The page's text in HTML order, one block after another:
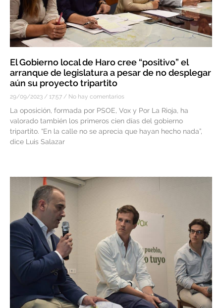
El Gobierno local de Haro cree “positivo” el
arranque de legislatura a pesar de no desplegar
aún su proyecto tripartito
29/09/2023 17:57 No hay comentarios
La oposición, formada por PSOE, Vox y Por La Rioja, ha
valorado también los primeros cien días del gobierno
tripartito. “En la calle no se aprecia que hayan hecho nada”,
dice Luis Salazar